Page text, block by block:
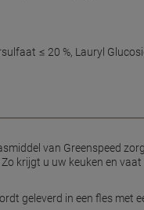
≤ 20 %, Lauryl
van Greenspeed
krijgt u uw keuken en
geleverd in een fles met